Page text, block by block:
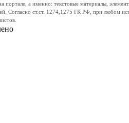
портале, а именно: текстовые материалы,
Согласно ст.ст. 1274,1275 ГК РФ, при любом